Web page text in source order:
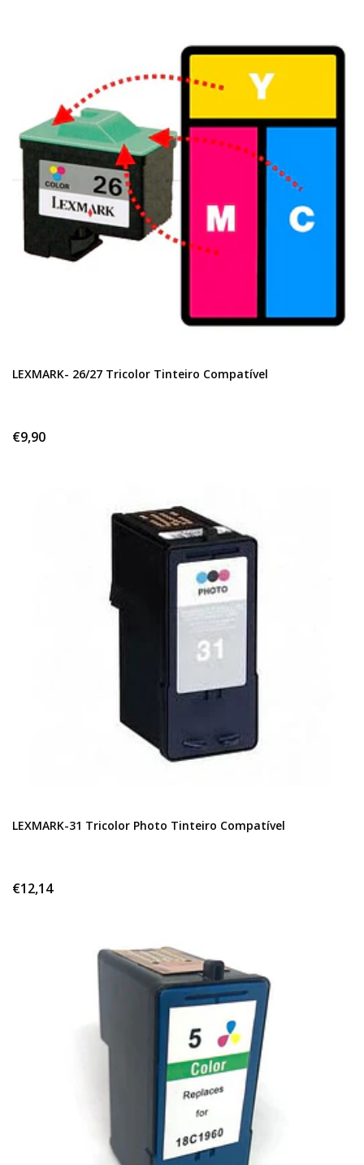
LEXMARK- 26/27 Tricolor Tinteiro Compatível
€9,90
LEXMARK-31 Tricolor Photo Tinteiro Compatível
€12,14